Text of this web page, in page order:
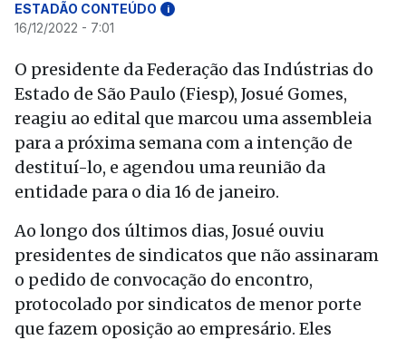
ESTADÃO CONTEÚDO i
16/12/2022 - 7:01
O presidente da Federação das Indústrias do
Estado de São Paulo (Fiesp), Josué Gomes,
reagiu ao edital que marcou uma assembleia
para a próxima semana com a intenção de
destituí-lo, e agendou uma reunião da
entidade para o dia 16 de janeiro.
Ao longo dos últimos dias, Josué ouviu
presidentes de sindicatos que não assinaram
o pedido de convocação do encontro,
protocolado por sindicatos de menor porte
que fazem oposição ao empresário. Eles